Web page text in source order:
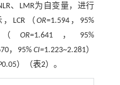
、LMR为自变量，进行
LCR（OR=1.594，95%
（OR=1.641，95%
，95% CI=1.223~2.281）
0.05）（表2）。